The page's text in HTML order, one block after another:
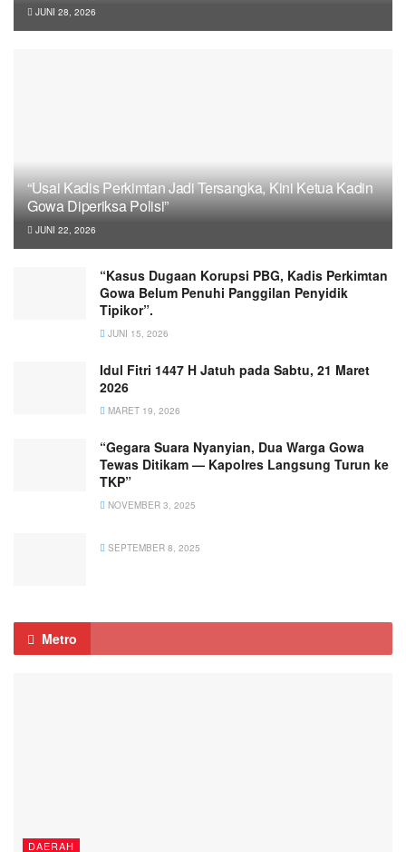
JUNI 28, 2026
“Usai Kadis Perkimtan Jadi Tersangka, Kini Ketua Kadin
Gowa Diperiksa Polisi”
JUNI 22, 2026
“Kasus Dugaan Korupsi PBG, Kadis Perkimtan
Gowa Belum Penuhi Panggilan Penyidik
Tipikor”.
JUNI 15, 2026
Idul Fitri 1447 H Jatuh pada Sabtu, 21 Maret
2026
MARET 19, 2026
“Gegara Suara Nyanyian, Dua Warga Gowa
Tewas Ditikam — Kapolres Langsung Turun ke
TKP”
NOVEMBER 3, 2025
SEPTEMBER 8, 2025
Metro
DAERAH